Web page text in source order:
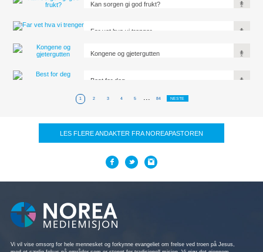
Kan sorgen gi god frukt?
Far vet hva vi trenger
Kongene og gjetergutten
Best for deg
1 2 3 4 5 ... 84 NESTE
LES FLERE ANDAKTER FRA NOREAPASTOREN
Vi vil vise omsorg for hele mennesket og forkynne evangeliet om frelse ved troen på Jesus,